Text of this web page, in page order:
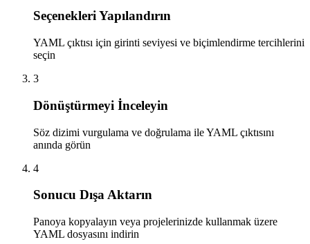
Seçenekleri Yapılandırın
YAML çıktısı için girinti seviyesi ve biçimlendirme tercihlerini
seçin
3
Dönüştürmeyi İnceleyin
Söz dizimi vurgulama ve doğrulama ile YAML çıktısını
anında görün
4
Sonucu Dışa Aktarın
Panoya kopyalayın veya projelerinizde kullanmak üzere
YAML dosyasını indirin